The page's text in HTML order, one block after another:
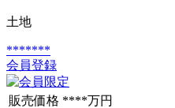
土地
*******
会員登録
販売価格 ****万円